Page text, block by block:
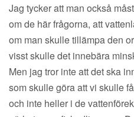
Jag tycker att man också
om de här frågorna, att
om man skulle tillämpa den
visst skulle det innebära
Men jag tror inte att det ska
som skulle göra att vi skulle
och inte heller i de